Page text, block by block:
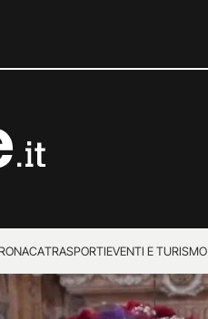
TRASPORTIEVENTI E TURISMO